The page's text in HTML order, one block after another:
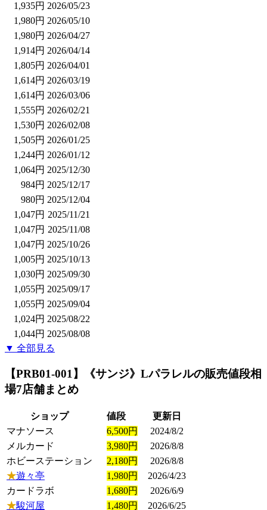
1,935円 2026/05/23
1,980円 2026/05/10
1,980円 2026/04/27
1,914円 2026/04/14
1,805円 2026/04/01
1,614円 2026/03/19
1,614円 2026/03/06
1,555円 2026/02/21
1,530円 2026/02/08
1,505円 2026/01/25
1,244円 2026/01/12
1,064円 2025/12/30
984円 2025/12/17
980円 2025/12/04
1,047円 2025/11/21
1,047円 2025/11/08
1,047円 2025/10/26
1,005円 2025/10/13
1,030円 2025/09/30
1,055円 2025/09/17
1,055円 2025/09/04
1,024円 2025/08/22
1,044円 2025/08/08
▼ 全部見る
【PRB01-001】《サンジ》Lパラレルの販売値段相
場7店舗まとめ
ショップ 値段
更新日
マナソース
6,500円
2024/8/2
メルカード
3,980円
2026/8/8
ホビーステーション
2,180円
2026/8/8
★遊々亭 1,980円
2026/4/23
カードラボ
1,680円
2026/6/9
★駿河屋 1,480円 2026/6/25